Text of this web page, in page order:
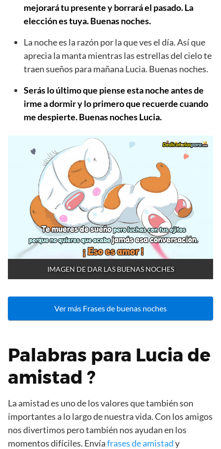
mejorará tu presente y borrará el pasado. La
elección es tuya. Buenas noches.
La noche es la razón por la que ves el día. Así que
aprecia la manta mientras las estrellas del cielo te
traen sueños para mañana Lucia. Buenas noches.
Serás lo último que piense esta noche antes de
irme a dormir y lo primero que recuerde cuando
me despierte. Buenas noches Lucia.
IMAGEN DE DAR LAS BUENAS NOCHES
Ver más Frases de buenas noches
Palabras para Lucia de
amistad ?
La amistad es uno de los valores que también son
importantes a lo largo de nuestra vida. Con los amigos
nos divertimos pero también nos ayudan en los
momentos difíciles. Envíafrases de amistady